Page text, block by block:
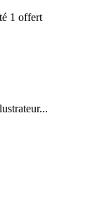
1 offert